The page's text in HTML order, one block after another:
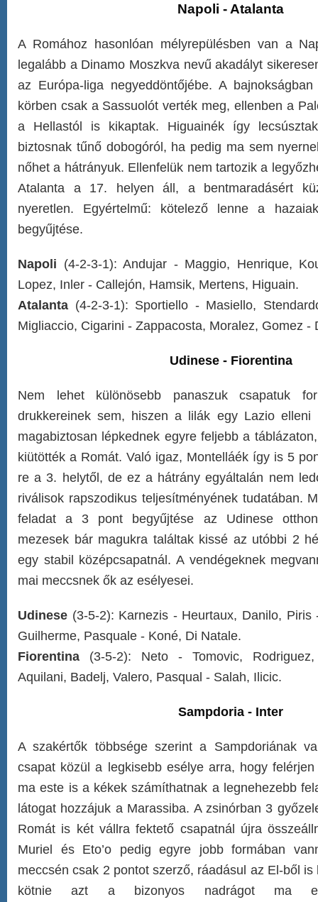
Napoli - Atalanta
A Romához hasonlóan mélyrepülésben van a
legalább a Dinamo Moszkva nevű akadályt
az Európa-liga negyeddöntőjébe. A
körben csak a Sassuolót verték meg, ellenben a
a Hellastól is kikaptak. Higuainék így
biztosnak tűnő dobogóról, ha pedig ma sem
nőhet a hátrányuk. Ellenfelük nem tartozik a
Atalanta a 17. helyen áll, a bentmaradásért
nyeretlen. Egyértelmű: kötelező lenne a
begyűjtése.
Napoli (4-2-3-1): Andujar - Maggio, Henrique,
Lopez, Inler - Callejón, Hamsik, Mertens, Higuain.
Atalanta (4-2-3-1): Sportiello - Masiello,
Migliaccio, Cigarini - Zappacosta, Moralez, Gomez -
Udinese - Fiorentina
Nem lehet különösebb panaszuk csapatuk
drukkereinek sem, hiszen a lilák egy Lazio elleni
magabiztosan lépkednek egyre feljebb a
kiütötték a Romát. Való igaz, Montelláék így is 5
re a 3. helytől, de ez a hátrány egyáltalán nem
riválisok rapszodikus teljesítményének tudatában.
feladat a 3 pont begyűjtése az Udinese
mezesek bár magukra találtak kissé az utóbbi 2
egy stabil középcsapatnál. A vendégeknek
mai meccsnek ők az esélyesei.
Udinese (3-5-2): Karnezis - Heurtaux, Danilo, Piris
Guilherme, Pasquale - Koné, Di Natale.
Fiorentina (3-5-2): Neto - Tomovic,
Aquilani, Badelj, Valero, Pasqual - Salah, Ilicic.
Sampdoria - Inter
A szakértők többsége szerint a Sampdoriának
csapat közül a legkisebb esélye arra, hogy
ma este is a kékek számíthatnak a legnehezebb
látogat hozzájuk a Marassiba. A zsinórban 3
Romát is két vállra fektető csapatnál újra
Muriel és Eto’o pedig egyre jobb formában
meccsén csak 2 pontot szerző, ráadásul az El-ből
kötnie azt a bizonyos nadrágot ma